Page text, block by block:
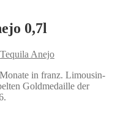
0,7l
Tequila Anejo
in franz. Limousin-
Goldmedaille der